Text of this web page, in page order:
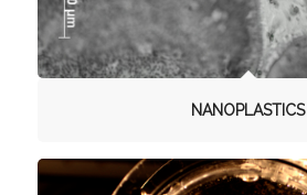
NANOPLASTICS